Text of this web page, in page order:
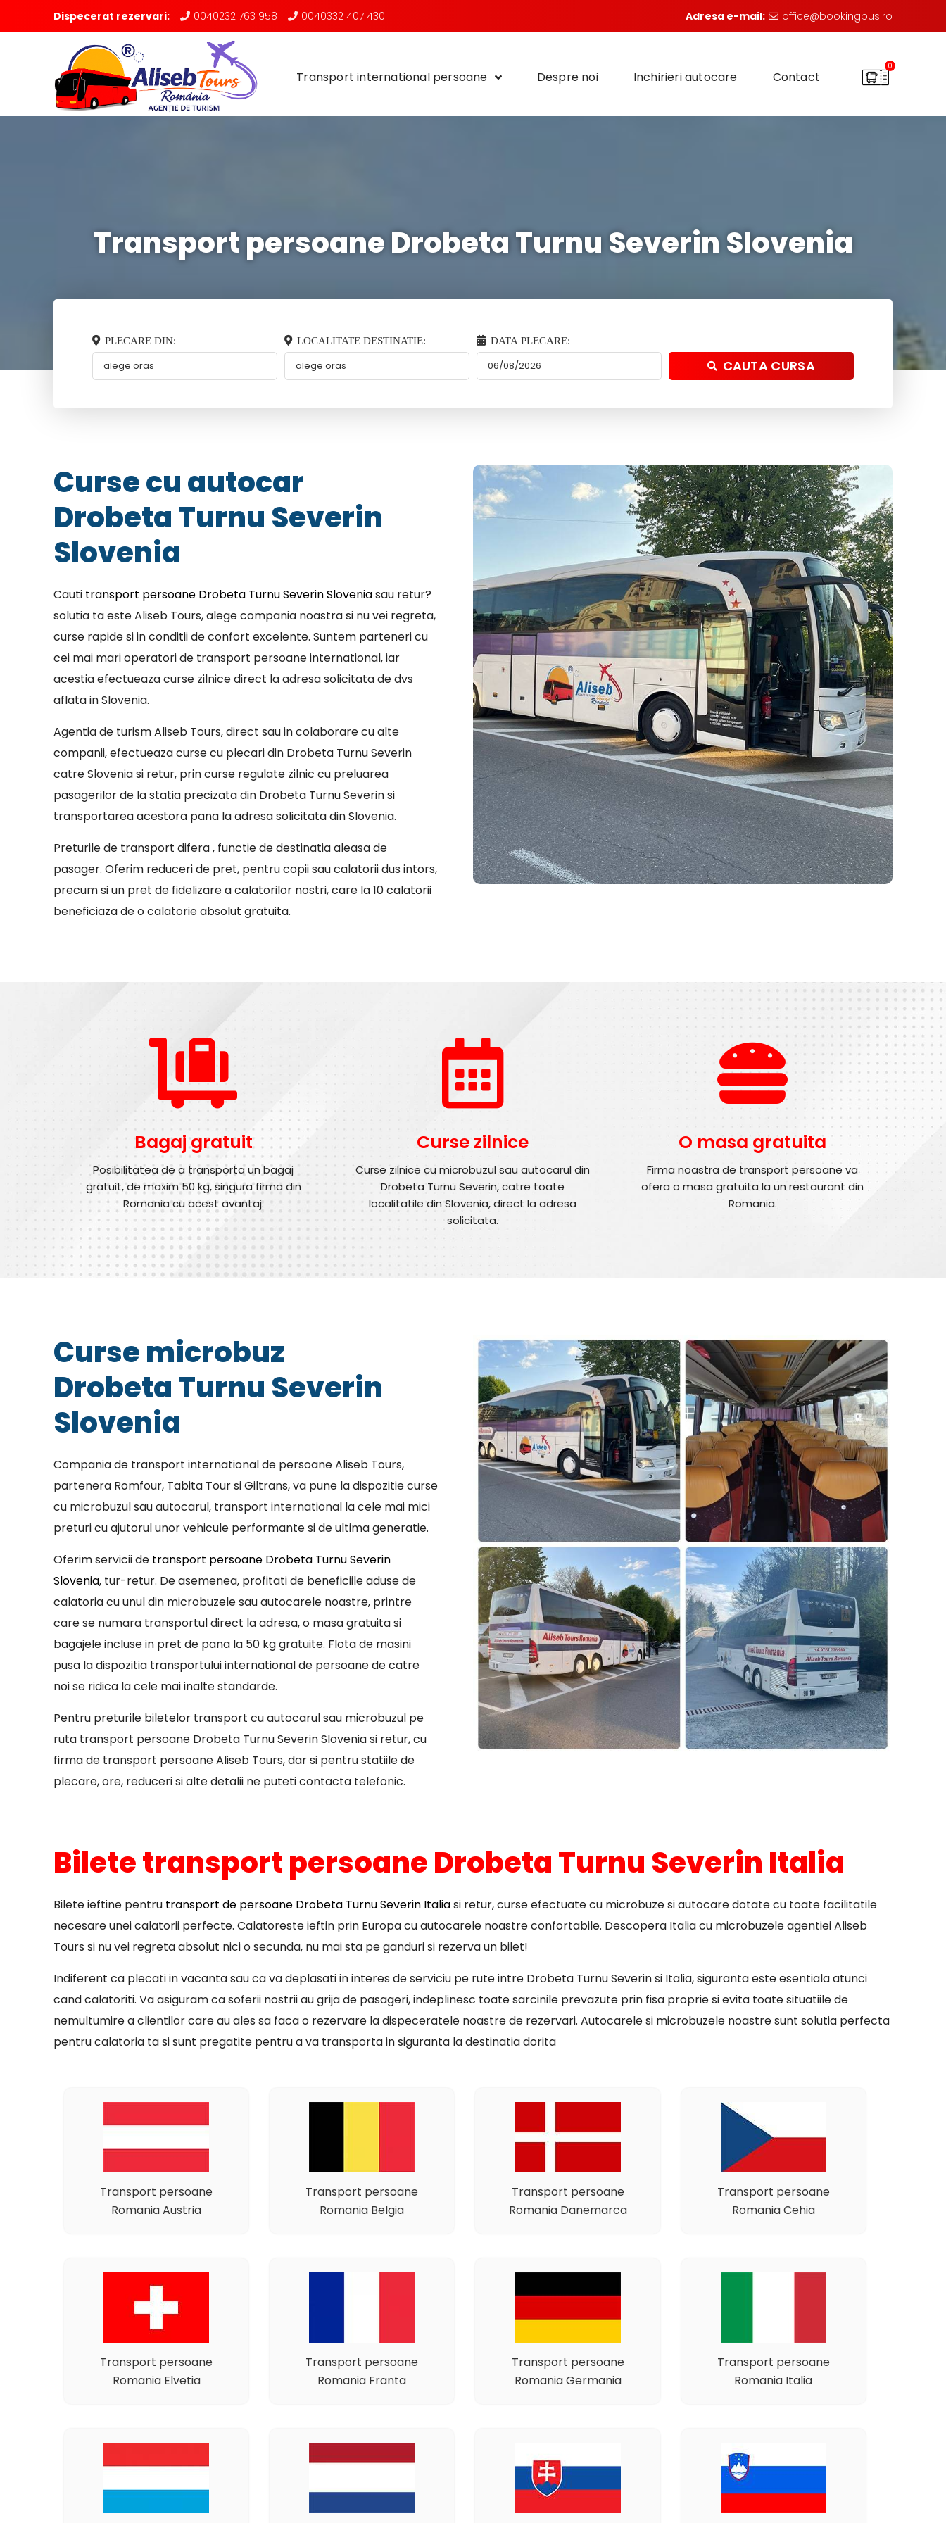
Dispecerat rezervari: 0040232 763 958 0040332 407 430 Adresa e-mail: office@bookingbus.ro
Transport international persoane Despre noi Inchirieri autocare Contact
0
Transport persoane Drobeta Turnu Severin Slovenia
PLECARE DIN: LOCALITATE DESTINATIE: DATA PLECARE:
CAUTA CURSA
Curse cu autocar
Drobeta Turnu Severin
Slovenia
Cauti transport persoane Drobeta Turnu Severin Sloveniasau retur?
solutia ta este Aliseb Tours, alege compania noastra si nu vei regreta,
curse rapide si in conditii de confort excelente. Suntem parteneri cu
cei mai mari operatori de transport persoane international, iar
acestia efectueaza curse zilnice direct la adresa solicitata de dvs
aflata in Slovenia.
Agentia de turism Aliseb Tours, direct sau in colaborare cu alte
companii, efectueaza curse cu plecari din Drobeta Turnu Severin
catre Slovenia si retur, prin curse regulate zilnic cu preluarea
pasagerilor de la statia precizata din Drobeta Turnu Severin si
transportarea acestora pana la adresa solicitata din Slovenia.
Preturile de transport difera , functie de destinatia aleasa de
pasager. Oferim reduceri de pret, pentru copii sau calatorii dus intors,
precum si un pret de fidelizare a calatorilor nostri, care la 10 calatorii
beneficiaza de o calatorie absolut gratuita.
Bagaj gratuit
Posibilitatea de a transporta un bagaj
gratuit, de maxim 50 kg, singura firma din
Romania cu acest avantaj.
Curse zilnice
Curse zilnice cu microbuzul sau autocarul din
Drobeta Turnu Severin, catre toate
localitatile din Slovenia, direct la adresa
solicitata.
O masa gratuita
Firma noastra de transport persoane va
ofera o masa gratuita la un restaurant din
Romania.
Curse microbuz
Drobeta Turnu Severin
Slovenia
Compania de transport international de persoane Aliseb Tours,
partenera Romfour, Tabita Tour si Giltrans, va pune la dispozitie curse
cu microbuzul sau autocarul, transport international la cele mai mici
preturi cu ajutorul unor vehicule performante si de ultima generatie.
Oferim servicii de transport persoane Drobeta Turnu Severin
Slovenia, tur-retur. De asemenea, profitati de beneficiile aduse de
calatoria cu unul din microbuzele sau autocarele noastre, printre
care se numara transportul direct la adresa, o masa gratuita si
bagajele incluse in pret de pana la 50 kg gratuite. Flota de masini
pusa la dispozitia transportului international de persoane de catre
noi se ridica la cele mai inalte standarde.
Pentru preturile biletelor transport cu autocarul sau microbuzul pe
ruta transport persoane Drobeta Turnu Severin Slovenia si retur, cu
firma de transport persoane Aliseb Tours, dar si pentru statiile de
plecare, ore, reduceri si alte detalii ne puteti contacta telefonic.
Bilete transport persoane Drobeta Turnu Severin Italia
Bilete ieftine pentru transport de persoane Drobeta Turnu Severin Italiasi retur, curse efectuate cu microbuze si autocare dotate cu toate facilitatile
necesare unei calatorii perfecte. Calatoreste ieftin prin Europa cu autocarele noastre confortabile. Descopera Italia cu microbuzele agentiei Aliseb
Tours si nu vei regreta absolut nici o secunda, nu mai sta pe ganduri si rezerva un bilet!
Indiferent ca plecati in vacanta sau ca va deplasati in interes de serviciu pe rute intre Drobeta Turnu Severin si Italia, siguranta este esentiala atunci
cand calatoriti. Va asiguram ca soferii nostrii au grija de pasageri, indeplinesc toate sarcinile prevazute prin fisa proprie si evita toate situatiile de
nemultumire a clientilor care au ales sa faca o rezervare la dispeceratele noastre de rezervari. Autocarele si microbuzele noastre sunt solutia perfecta
pentru calatoria ta si sunt pregatite pentru a va transporta in siguranta la destinatia dorita
Transport persoane
Romania Austria
Transport persoane
Romania Belgia
Transport persoane
Romania Danemarca
Transport persoane
Romania Cehia
Transport persoane
Romania Elvetia
Transport persoane
Romania Franta
Transport persoane
Romania Germania
Transport persoane
Romania Italia